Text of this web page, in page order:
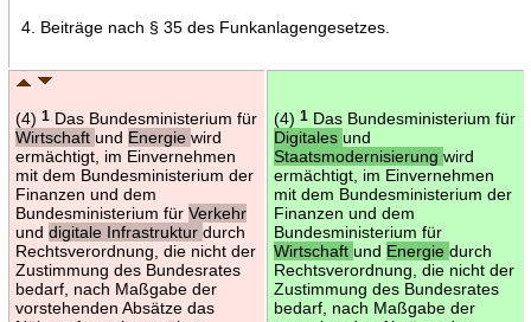
4. Beiträge nach § 35 des Funkanlagengesetzes.
(4) 1Das Bundesministerium für
Wirtschaft und Energie wird
ermächtigt, im Einvernehmen
mit dem Bundesministerium der
Finanzen und dem
Bundesministerium für Verkehr
und digitale Infrastruktur durch
Rechtsverordnung, die nicht der
Zustimmung des Bundesrates
bedarf, nach Maßgabe der
vorstehenden Absätze das
(4) 1Das Bundesministerium für
Digitales und
Staatsmodernisierung wird
ermächtigt, im Einvernehmen
mit dem Bundesministerium der
Finanzen und dem
Bundesministerium für
Wirtschaft und Energie durch
Rechtsverordnung, die nicht der
Zustimmung des Bundesrates
bedarf, nach Maßgabe der